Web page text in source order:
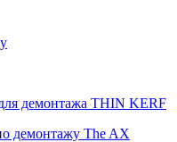
демонтажа THIN KERF
демонтажу The AX